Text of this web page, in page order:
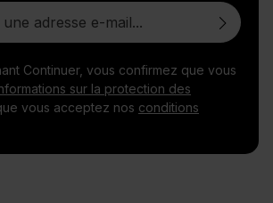
Continuer, vous confirmez que vous
sur la protection des
vous acceptez nos conditions